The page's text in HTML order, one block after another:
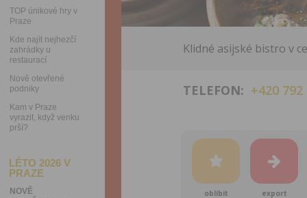
TOP únikové hry v
Praze
Kde najít nejhezčí
zahrádky u
restaurací
Nově otevřené
podniky
Kam v Praze
vyrazit, když venku
prší?
LÉTO 2026 V
PRAZE
NOVĚ
Klidné asijské bistro v
TELEFON: +420 792
oblíbit export